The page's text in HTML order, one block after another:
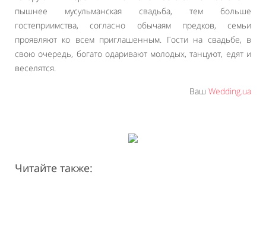
пышнее мусульманская свадьба, тем больше
гостеприимства, согласно обычаям предков, семьи
проявляют ко всем приглашенным. Гости на свадьбе, в
свою очередь, богато одаривают молодых, танцуют, едят и
веселятся.
Ваш Wedding.ua
Читайте также: